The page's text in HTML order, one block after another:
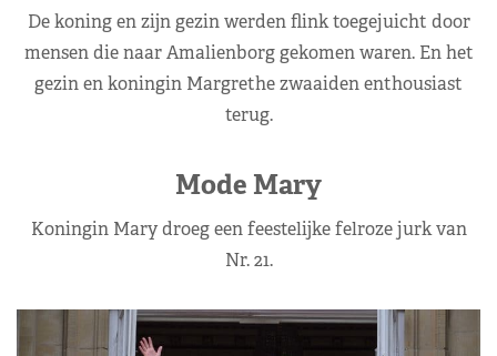
De koning en zijn gezin werden flink toegejuicht door
mensen die naar Amalienborg gekomen waren. En het
gezin en koningin Margrethe zwaaiden enthousiast
terug.
Mode Mary
Koningin Mary droeg een feestelijke felroze jurk van
Nr. 21.